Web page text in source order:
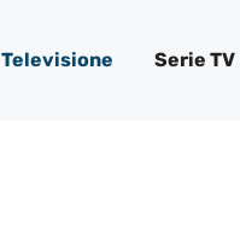
Televisione Serie TV